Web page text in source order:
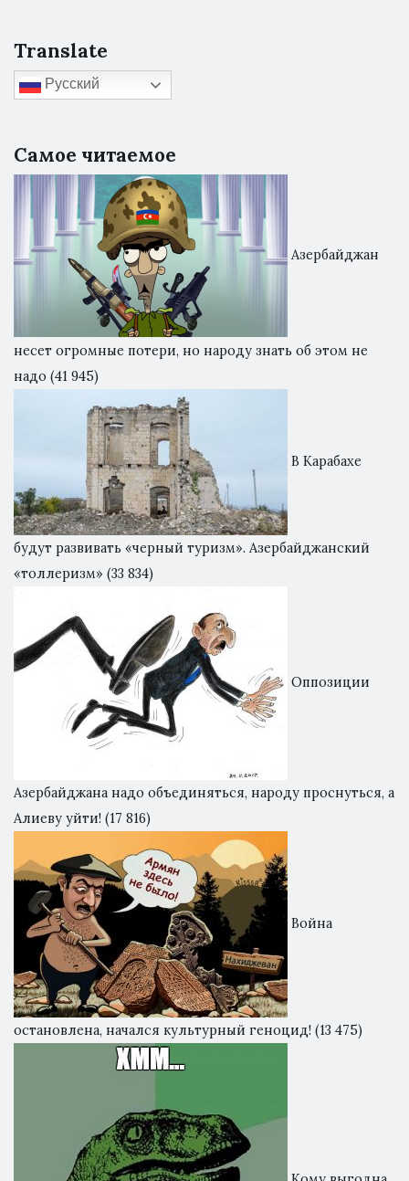
Translate
Русский
Самое читаемое
Азербайджан
несет огромные потери, но народу знать об этом не
надо (41 945)
В Карабахе
будут развивать «черный туризм». Азербайджанский
«толлеризм» (33 834)
Оппозиции
Азербайджана надо объединяться, народу проснуться, а
Алиеву уйти! (17 816)
Война
остановлена, начался культурный геноцид! (13 475)